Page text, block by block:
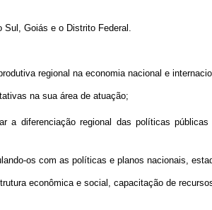
Goiás e o Distrito Federal.
regional na economia nacional e
na sua área de atuação;
a diferenciação regional das políticas
os com as políticas e planos nacionais,
econômica e social, capacitação de